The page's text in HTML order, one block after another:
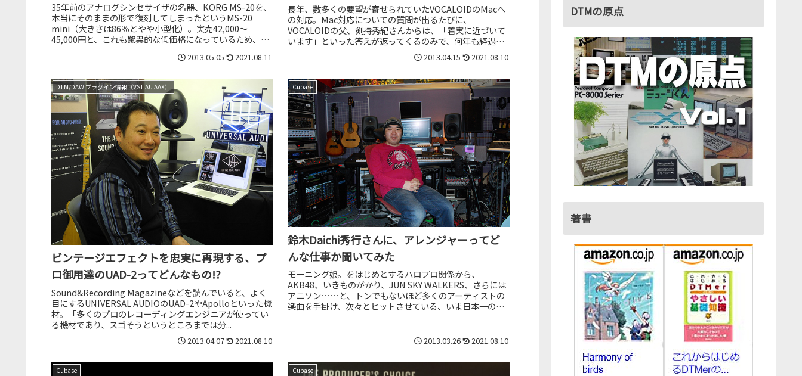
35年前のアナログシンセサイザの名器、KORG MS-20を、
本当にそのままの形で復刻してしまったというMS-20
mini（大きさは86％とやや小型化）。実売42,000～
45,000円と、これも驚異的な低価格になっているため、爆
2013.05.05 2021.08.11
長年、数多くの要望が寄せられていたVOCALOIDのMacへ
の対応。Mac対応についての質問が出るたびに、
VOCALOIDの父、剣持秀紀さんからは、「着実に近づいて
います」といった答えが返ってくるのみで、何年も経過し
2013.04.15 2021.08.10
DTM/DAW プラグイン情報（VST AU AAX）
ビンテージエフェクトを忠実に再現する、プ
ロ御用達のUAD-2ってどんなもの!?
Sound&Recording Magazineなどを読んでいると、よく
目にするUNIVERSAL AUDIOのUAD-2やApolloといった機
材。「多くのプロのレコーディングエンジニアが使ってい
る機材であり、スゴそうというところまでは分...
2013.04.07 2021.08.10
Cubase
鈴木Daichi秀行さんに、アレンジャーってど
んな仕事か聞いてみた
モーニング娘。をはじめとするハロプロ関係から、
AKB48、いきものがかり、JUN SKY WALKERS、さらには
アニソン……と、トンでもないほど多くのアーティストの
楽曲を手掛け、次々とヒットさせている、いま日本一のア
2013.03.26 2021.08.10
Cubase Cubase
DTMの原点
著書